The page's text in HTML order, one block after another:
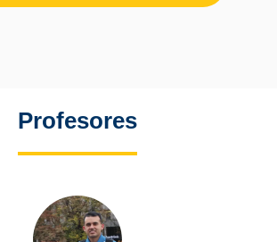
Profesores